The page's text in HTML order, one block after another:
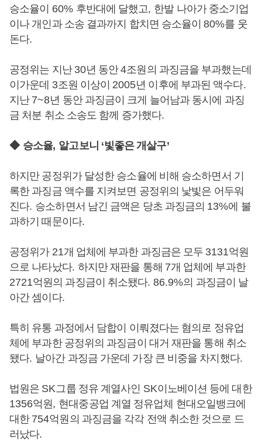
승소율이 60% 후반대에 달했고, 한발 나아가 중소기업
이나 개인과 소송 결과까지 합치면 승소율이80%를 웃
돈다.
공정위는 지난 30년 동안4조원의 과징금을 부과했는데
이가운데 3조원 이상이 2005년 이후에 부과된 액수다.
지난 7~8년 동안 과징금이 크게 늘어남과 동시에 과징
금 처분 취소 소송도 함께 증가했다.
◆ 승소율, 알고보니 ‘빛좋은 개살구’
하지만 공정위가 달성한 승소율에 비해 승소하면서 기
록한 과징금 액수를 지켜보면 공정위의 낯빛은 어두워
진다. 승소하면서 남긴 금액은 당초 과징금의 13%에 불
과하기 때문이다.
공정위가 21개 업체에 부과한 과징금은 모두 3131억원
으로 나타났다. 하지만 재판을 통해 7개 업체에 부과한
2721억원의 과징금이 취소됐다. 86.9%의 과징금이 날
아간 셈이다.
특히 유통 과정에서 담합이 이뤄졌다는 혐의로 정유업
체에 부과한 공정위의 과징금이 대거 재판을 통해 취소
됐다. 날아간 과징금 가운데 가장 큰 비중을 차지했다.
법원은 SK그룹 정유 계열사인 SK이노베이션 등에 대한
1356억원, 현대중공업 계열 정유업체 현대오일뱅크에
대한 754억원의 과징금을 각각 전액 취소한 것으로 드
러났다.